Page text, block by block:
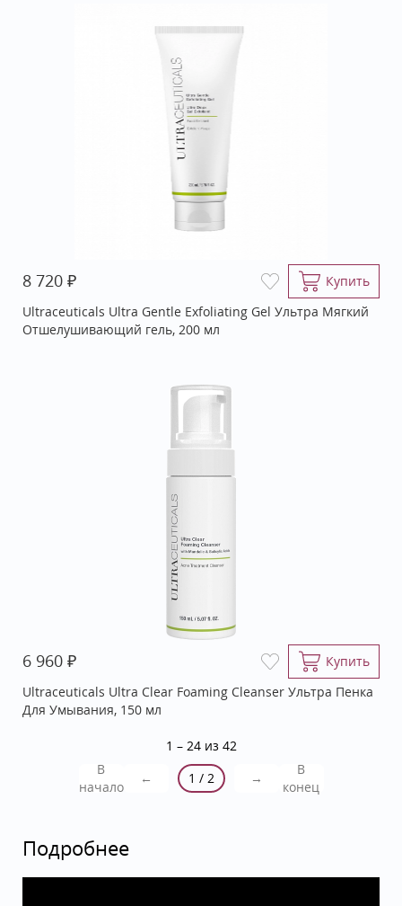
8 720 ₽
Купить
Ultraceuticals Ultra Gentle Exfoliating Gel Ультра Мягкий
Отшелушивающий гель, 200 мл
6 960 ₽
Купить
Ultraceuticals Ultra Clear Foaming Cleanser Ультра Пенка
Для Умывания, 150 мл
1 – 24 из 42
В
начало
← 1 / 2 →
В
конец
Подробнее